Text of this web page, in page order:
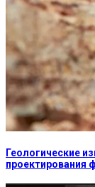
Геологические
проектирования